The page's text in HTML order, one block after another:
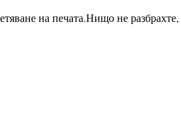
на печата.Нищо не разбрахте,